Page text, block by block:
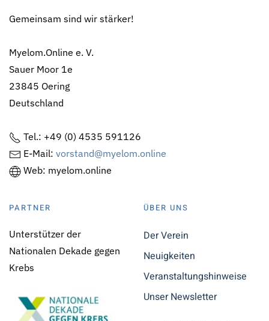
Gemeinsam sind wir stärker!
Myelom.Online e. V.
Sauer Moor 1e
23845 Oering
Deutschland
Tel.: +49 (0) 4535 591126
E-Mail: vorstand@myelom.online
Web: myelom.online
PARTNER
Unterstützer der
Nationalen Dekade gegen
Krebs
ÜBER UNS
Der Verein
Neuigkeiten
Veranstaltungshinweise
Unser Newsletter